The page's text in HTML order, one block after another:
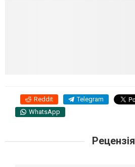
Reddit Telegram
WhatsApp
Рецензія